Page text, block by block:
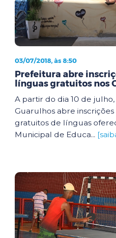
03/07/2018, às 8:50
Prefeitura abre
línguas gratuitos nos
A partir do dia 10 de
Guarulhos abre inscrições
gratuitos de línguas
Municipal de Educa...